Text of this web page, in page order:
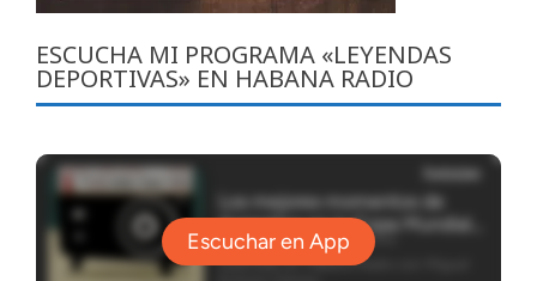
ESCUCHA MI PROGRAMA «LEYENDAS
DEPORTIVAS» EN HABANA RADIO